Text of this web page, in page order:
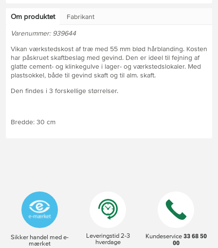
Om produktet
Fabrikant
Varenummer: 939644
Vikan værkstedskost af træ med 55 mm blød hårblanding. Kosten
har påskruet skaftbeslag med gevind. Den er ideel til fejning af
glatte cement- og klinkegulve i lager- og værkstedslokaler. Med
plastsokkel, både til gevind skaft og til alm. skaft.
Den findes i 3 forskellige størrelser.
Bredde: 30 cm
Sikker handel med e-
mærket
Leveringstid 2-3
hverdage
Kundeservice33 68 50
00